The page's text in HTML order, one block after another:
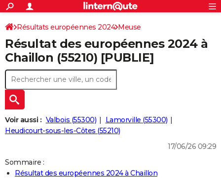
ACTUALITÉS
Politique
Société
Faits Divers
Education
Monde
Villes
+
SPORT
Coupe du monde 2026
Football
Tennis
Cyclisme
Rugby
Forum
CULTURE
Programme TV
TNT
Streaming
Cinéma
Sorties cinéma
Musique
+
FINANCE
Retraite
Impôts
Epargne
Immobilier
Risques naturels par ville
Banque
Assurance
Crédit
AUTO
Essais
Réserver un essai
Citadines
Berlines
SUV
Forum auto
+
HIGH-TECH
Mobiles
Meilleur smartphone
Internet
Ordinateurs
Jeux vidéo
Guide high-tech
+
BRICOLAGE
Guides de France
Escapades
Patrimoine
Expositions
Musées
Week-end nature
LIFESTYLE
S'inscrire
Connexion
Résultats européennes 2024 Meuse
Résultat des européennes 2024 à
Chaillon (55210) [PUBLIE]
Voir aussi : Valbois (55300)
Lamorville (55300)
Heudicourt-sous-les-Côtes (55210)
17/06/26 09:29
Sommaire :
Résultat des européennes 2024 à Chaillon